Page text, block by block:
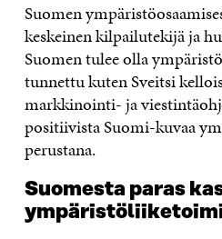
Suomen
keskeinen kilpailutekijä ja
Suomen tulee olla
tunnettu kuten Sveitsi
markkinointi- ja
positiivista Suomi-kuvaa
perustana.
Suomesta paras